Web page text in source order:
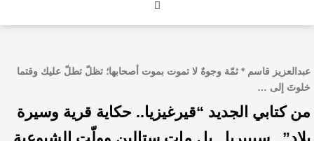
الروائي جابر محمد مدخلي: أحضر داخل رواياتي
بحذر، والثقافة قوتنا الناعمة لمخاطبة العالم.
عبدالعزيز قاسم * ثمّة وجوهٌ لا تموت بموت أصحابها؛ تظلّ تطلّ عليك وقتما
خلوتَ إلى …
من كتابي الجديد “قيرغيزيا.. حكاية قرية وسيرة